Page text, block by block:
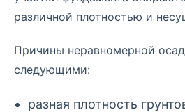
различной плотностью и
Причины неравномерной
следующими:
разная плотность